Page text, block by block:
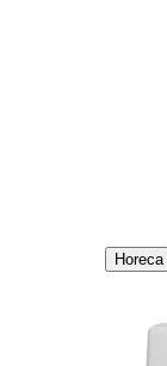
Horeca